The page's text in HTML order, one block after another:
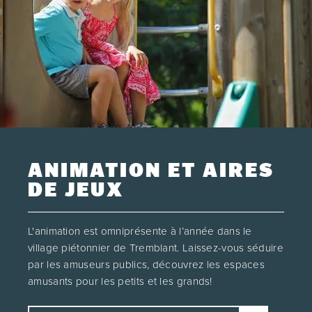
ANIMATION ET AIRES
DE JEUX
L'animation est omniprésente à l’année dans le
village piétonnier de Tremblant. Laissez-vous séduire
par les amuseurs publics, découvrez les espaces
amusants pour les petits et les grands!